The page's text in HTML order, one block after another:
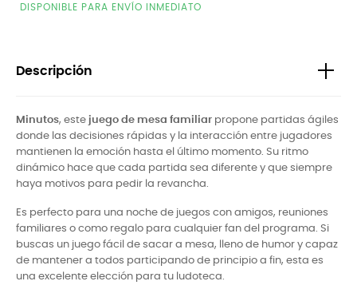
DISPONIBLE PARA ENVÍO INMEDIATO
Descripción
Minutos, este juego de mesa familiar propone partidas ágiles
donde las decisiones rápidas y la interacción entre jugadores
mantienen la emoción hasta el último momento. Su ritmo
dinámico hace que cada partida sea diferente y que siempre
haya motivos para pedir la revancha.
Es perfecto para una noche de juegos con amigos, reuniones
familiares o como regalo para cualquier fan del programa. Si
buscas un juego fácil de sacar a mesa, lleno de humor y capaz
de mantener a todos participando de principio a fin, esta es
una excelente elección para tu ludoteca.